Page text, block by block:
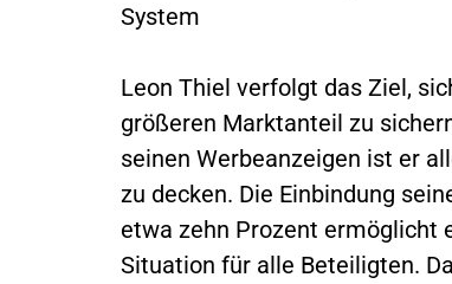
System
Leon Thiel verfolgt das Ziel,
größeren Marktanteil zu
seinen Werbeanzeigen ist er
zu decken. Die Einbindung
etwa zehn Prozent ermöglicht
Situation für alle Beteiligten.